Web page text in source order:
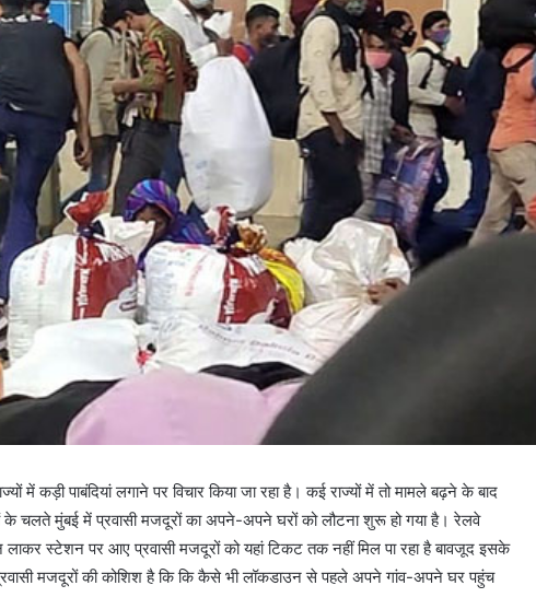
में कड़ी पाबंदियां लगाने पर विचार किया जा रहा है। कई राज्यों में तो मामले बढ़ने के बाद
के चलते मुंबई में प्रवासी मजदूरों का अपने-अपने घरों को लौटना शुरू हो गया है। रेलवे
लाकर स्टेशन पर आए प्रवासी मजदूरों को यहां टिकट तक नहीं मिल पा रहा है बावजूद इसके
मजदूरों की कोशिश है कि कि कैसे भी लॉकडाउन से पहले अपने गांव-अपने घर पहुंच